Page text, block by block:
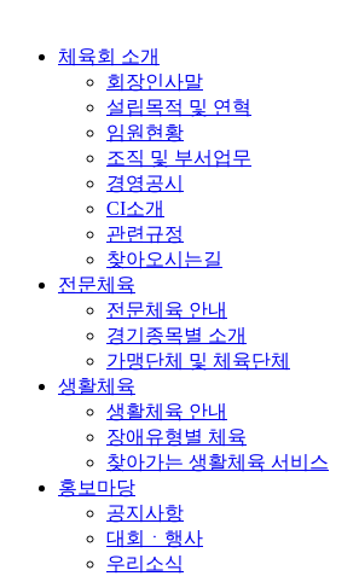
체육회 소개
회장인사말
설립목적 및 연혁
임원현황
조직 및 부서업무
경영공시
CI소개
관련규정
찾아오시는길
전문체육
전문체육 안내
경기종목별 소개
가맹단체 및 체육단체
생활체육
생활체육 안내
장애유형별 체육
찾아가는 생활체육 서비스
홍보마당
공지사항
대회ㆍ행사
우리소식